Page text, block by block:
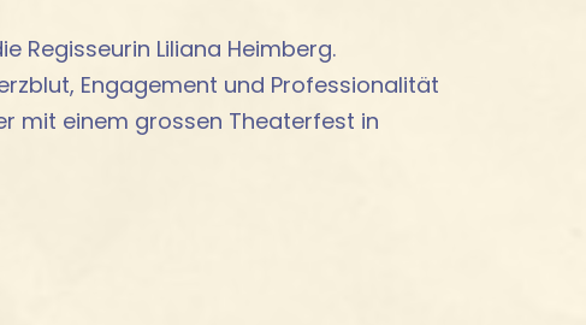
Regisseurin Liliana Heimberg.
Engagement und Professionalität
mit einem grossen Theaterfest in